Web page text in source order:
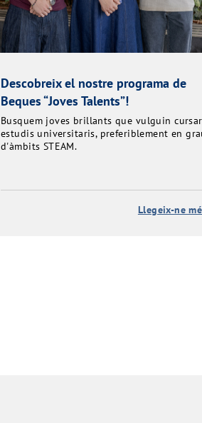
Descobreix el nostre programa de
Beques “Joves Talents”!
Busquem joves brillants que vulguin cursar
estudis universitaris, preferiblement en
d'àmbits STEAM.
Llegeix-ne